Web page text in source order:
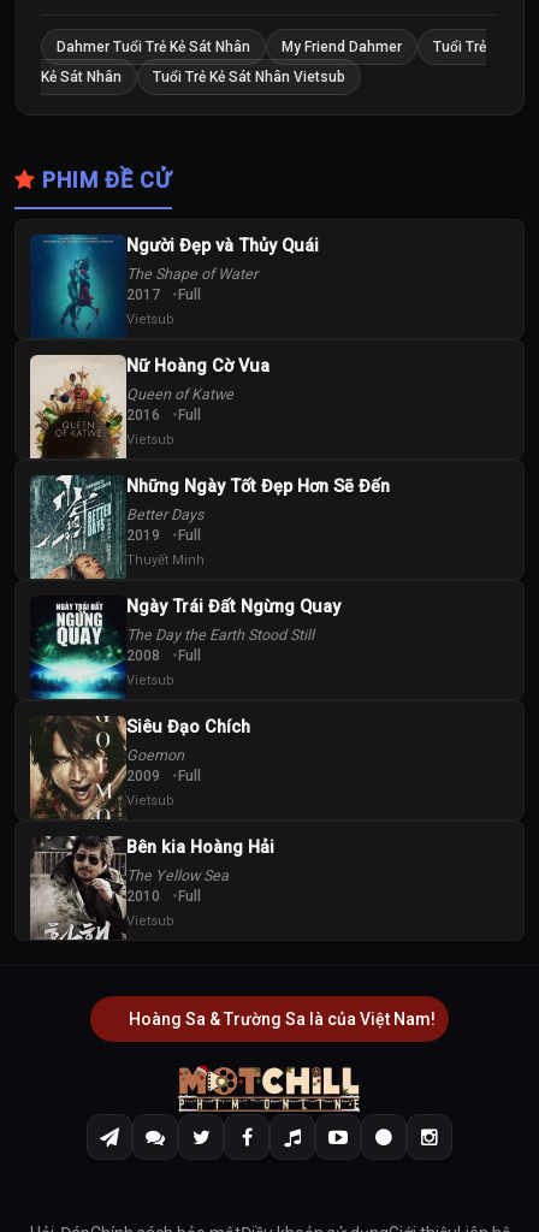
Dahmer Tuổi Trẻ Kẻ Sát Nhân My Friend Dahmer
Tuổi Trẻ
Kẻ Sát Nhân
Tuổi Trẻ Kẻ Sát Nhân Vietsub
PHIM ĐỀ CỬ
Người Đẹp và Thủy Quái
The Shape of Water
2017 Full
Vietsub
Nữ Hoàng Cờ Vua
Queen of Katwe
2016 Full
Vietsub
Những Ngày Tốt Đẹp Hơn Sẽ Đến
Better Days
2019 Full
Thuyết Minh
Ngày Trái Đất Ngừng Quay
The Day the Earth Stood Still
2008 Full
Vietsub
Siêu Đạo Chích
Goemon
2009 Full
Vietsub
Bên kia Hoàng Hải
The Yellow Sea
2010 Full
Vietsub
Hoàng Sa & Trường Sa là của Việt Nam!